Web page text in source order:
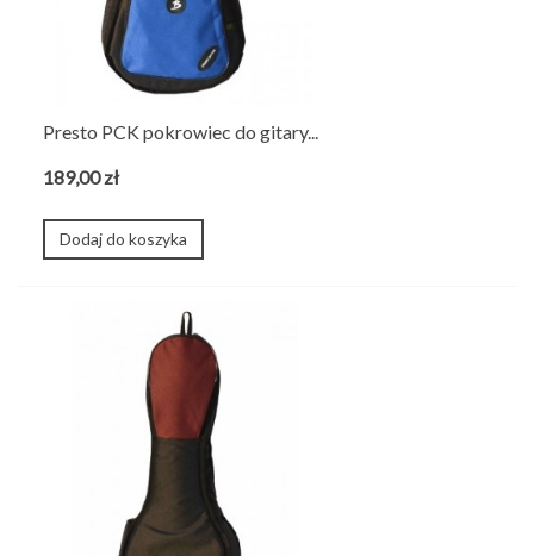
Presto PCK pokrowiec do gitary...
189,00 zł
Dodaj do koszyka